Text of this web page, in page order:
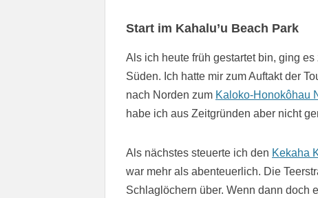
Start im Kahalu’u Beach Park
Als ich heute früh gestartet bin, ging
Süden. Ich hatte mir zum Auftakt der
nach Norden zum Kaloko-Honokôhau
habe ich aus Zeitgründen aber nicht
Als nächstes steuerte ich den Kekaha
war mehr als abenteuerlich. Die
Schlaglöchern über. Wenn dann doch